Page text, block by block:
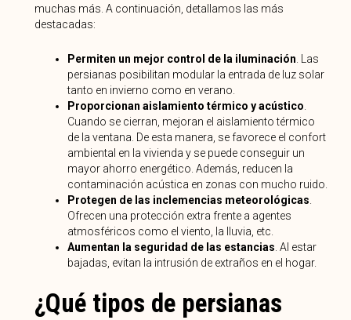
muchas más. A continuación, detallamos las más
destacadas:
Permiten un mejor control de la iluminación . Las
persianas posibilitan modular la entrada de luz solar
tanto en invierno como en verano.
Proporcionan aislamiento térmico y acústico
Cuando se cierran, mejoran el aislamiento térmico
de la ventana. De esta manera, se favorece el confort
ambiental en la vivienda y se puede conseguir un
mayor ahorro energético. Además, reducen la
contaminación acústica en zonas con mucho ruido.
Protegen de las inclemencias meteorológicas
Ofrecen una protección extra frente a agentes
atmosféricos como el viento, la lluvia, etc.
Aumentan la seguridad de las estancias . Al estar
bajadas, evitan la intrusión de extraños en el hogar.
¿Qué tipos de persianas